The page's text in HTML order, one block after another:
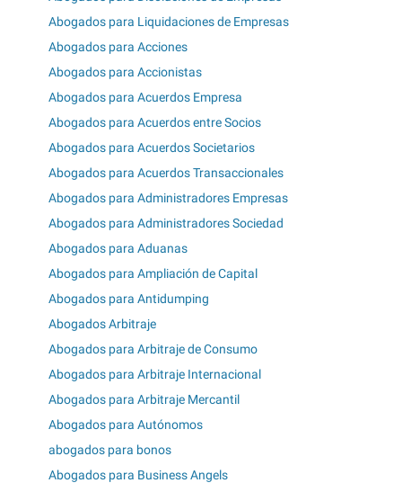
Abogados para Liquidaciones de Empresas
Abogados para Acciones
Abogados para Accionistas
Abogados para Acuerdos Empresa
Abogados para Acuerdos entre Socios
Abogados para Acuerdos Societarios
Abogados para Acuerdos Transaccionales
Abogados para Administradores Empresas
Abogados para Administradores Sociedad
Abogados para Aduanas
Abogados para Ampliación de Capital
Abogados para Antidumping
Abogados Arbitraje
Abogados para Arbitraje de Consumo
Abogados para Arbitraje Internacional
Abogados para Arbitraje Mercantil
Abogados para Autónomos
abogados para bonos
Abogados para Business Angels